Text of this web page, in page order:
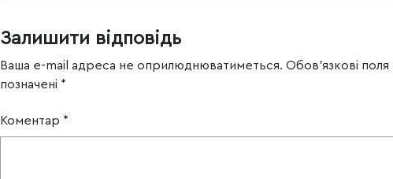
Залишити відповідь
Ваша e-mail адреса не оприлюднюватиметься. Обов’язкові поля
позначені *
Коментар *